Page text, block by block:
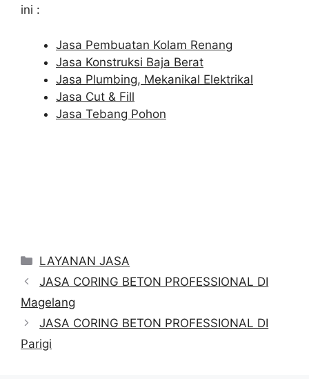
ini :
Jasa Pembuatan Kolam Renang
Jasa Konstruksi Baja Berat
Jasa Plumbing, Mekanikal Elektrikal
Jasa Cut & Fill
Jasa Tebang Pohon
Categories
LAYANAN JASA
JASA CORING BETON PROFESSIONAL DI
Magelang
JASA CORING BETON PROFESSIONAL DI
Parigi